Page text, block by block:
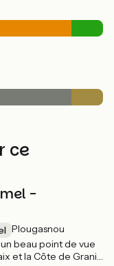
ce
-
Plougasnou
beau point de vue
et la Côte de Granit